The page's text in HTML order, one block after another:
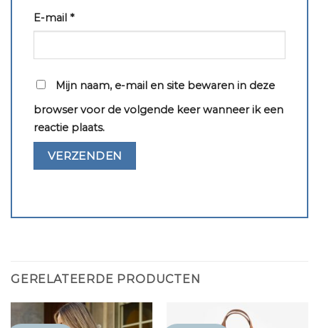
E-mail *
Mijn naam, e-mail en site bewaren in deze
browser voor de volgende keer wanneer ik een
reactie plaats.
GERELATEERDE PRODUCTEN